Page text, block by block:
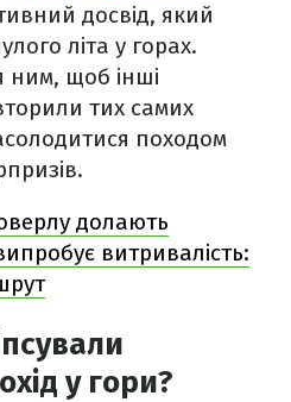
досвід, який
літа у горах.
ним, щоб інші
тих самих
походом
долають
витривалість:
у гори?